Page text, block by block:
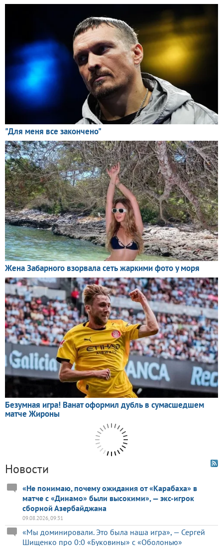
Новости
«Не понимаю, почему ожидания от «Карабаха» в
матче с «Динамо» были высокими», — экс-игрок
сборной Азербайджана
09.08.2026, 09:31
«Мы доминировали. Это была наша игра», — Сергей
Шищенко про 0:0 «Буковины» с «Оболонью»